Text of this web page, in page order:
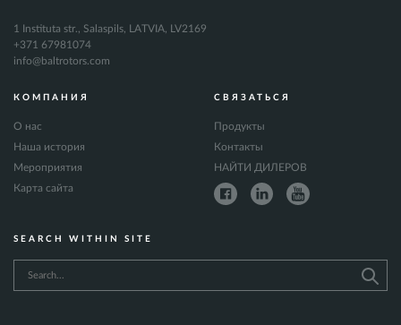
1 Instituta str., Salaspils, LATVIA, LV2169
+371 67981074
info@baltrotors.com
КОМПАНИЯ
О нас
Наша история
Мероприятия
Карта сайта
СВЯЗАТЬСЯ
Продукты
Контакты
НАЙТИ ДИЛЕРОВ
SEARCH WITHIN SITE